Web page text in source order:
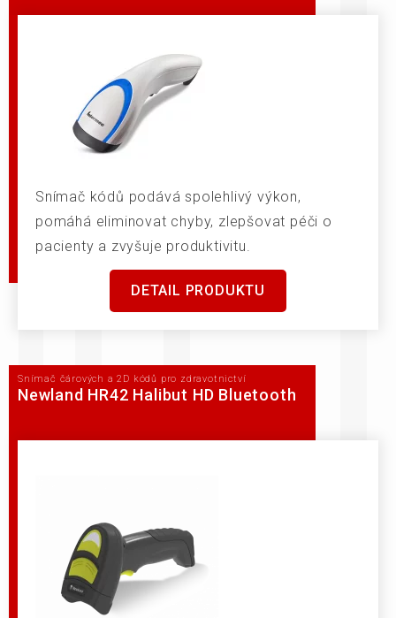
Snímač kódů podává spolehlivý výkon,
pomáhá eliminovat chyby, zlepšovat péči o
pacienty a zvyšuje produktivitu.
DETAIL PRODUKTU
Snímač čárových a 2D kódů pro zdravotnictví
Newland HR42 Halibut HD Bluetooth